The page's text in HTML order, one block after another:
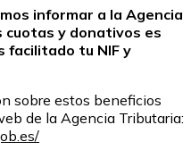
informar a la Agencia
y donativos es
facilitado tu NIF y
sobre estos beneficios
de la Agencia Tributaria: